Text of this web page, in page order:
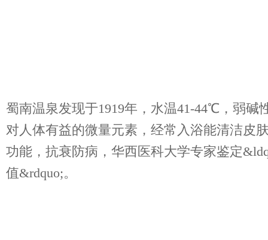
蜀南温泉发现于1919年，水温41-44℃，弱碱
对人体有益的微量元素，经常入浴能清洁皮
功能，抗衰防病，华西医科大学专家鉴定
值&rdquo;。